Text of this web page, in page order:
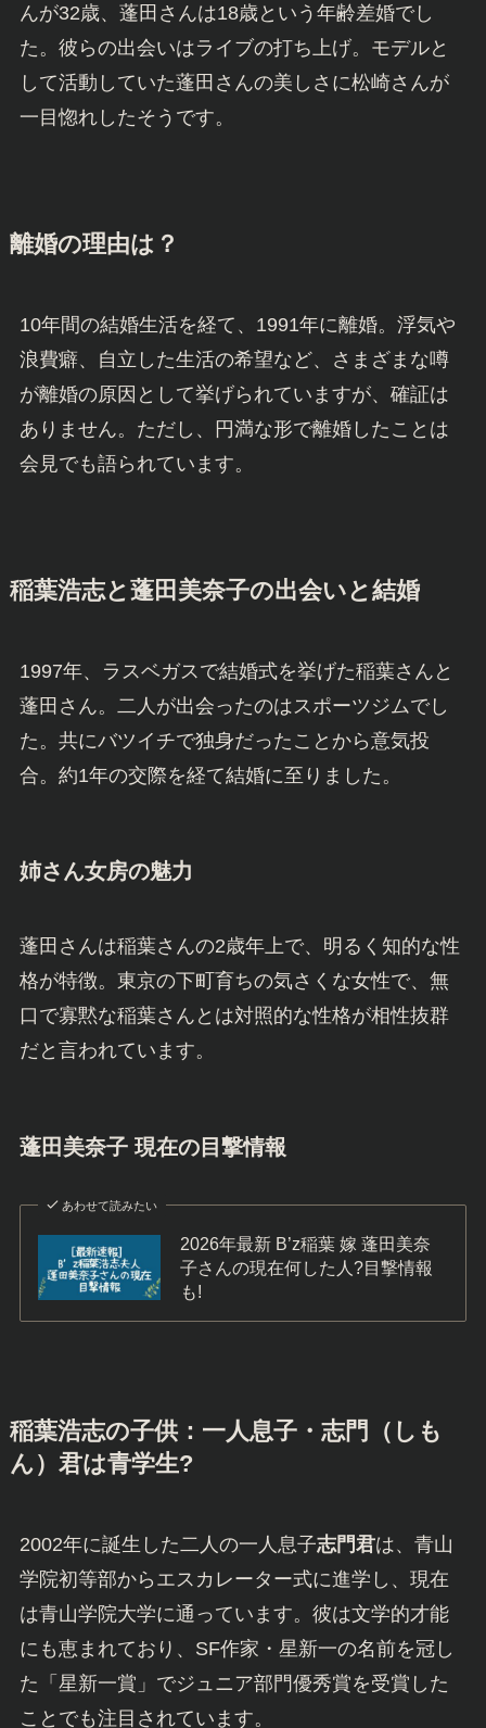
んが32歳、蓬田さんは18歳という年齢差婚でし
た。彼らの出会いはライブの打ち上げ。モデルと
して活動していた蓬田さんの美しさに松崎さんが
一目惚れしたそうです。
離婚の理由は？
10年間の結婚生活を経て、1991年に離婚。浮気や
浪費癖、自立した生活の希望など、さまざまな噂
が離婚の原因として挙げられていますが、確証は
ありません。ただし、円満な形で離婚したことは
会見でも語られています。
稲葉浩志と蓬田美奈子の出会いと結婚
1997年、ラスベガスで結婚式を挙げた稲葉さんと
蓬田さん。二人が出会ったのはスポーツジムでし
た。共にバツイチで独身だったことから意気投
合。約1年の交際を経て結婚に至りました。
姉さん女房の魅力
蓬田さんは稲葉さんの2歳年上で、明るく知的な性
格が特徴。東京の下町育ちの気さくな女性で、無
口で寡黙な稲葉さんとは対照的な性格が相性抜群
だと言われています。
蓬田美奈子 現在の目撃情報
あわせて読みたい
2026年最新 B’z稲葉 嫁 蓬田美奈
子さんの現在何した人?目撃情報
も!
稲葉浩志の子供：一人息子・志門（しも
ん）君は青学生?
2002年に誕生した二人の一人息子志門君は、青山
学院初等部からエスカレーター式に進学し、現在
は青山学院大学に通っています。彼は文学的才能
にも恵まれており、SF作家・星新一の名前を冠し
た「星新一賞」でジュニア部門優秀賞を受賞した
ことでも注目されています。